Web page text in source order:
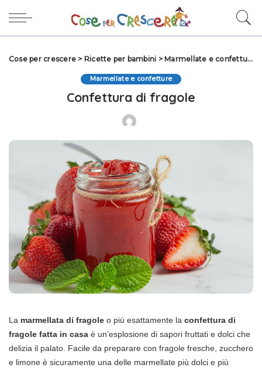
Cose per crescere > Ricette per bambini > Marmellate e confetture
Marmellate e confetture
Confettura di fragole
La marmellata di fragole o più esattamente la confettura di
fragole fatta in casa è un’esplosione di sapori fruttati e dolci che
delizia il palato. Facile da preparare con fragole fresche, zucchero
e limone è sicuramente una delle marmellate più dolci e più